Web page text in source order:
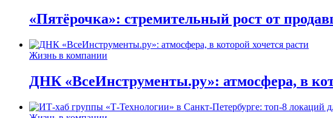
«Пятёрочка»: стремительный рост от
Жизнь в компании
ДНК «ВсеИнструменты.ру»: атмосфера, в